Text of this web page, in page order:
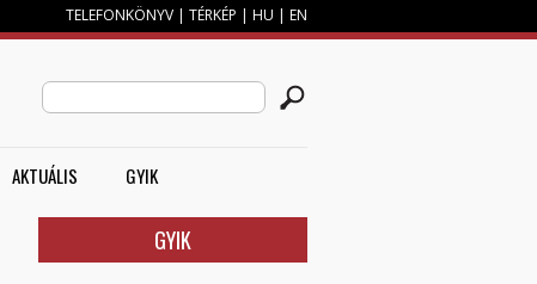
TELEFONKÖNYV | TÉRKÉP | HU | EN
KERESÉS ŰRLAP
AKTUÁLIS GYIK
GYIK